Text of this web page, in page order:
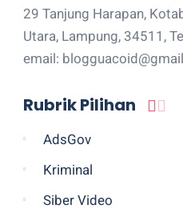
29 Tanjung Harapan,
Utara, Lampung, 34511,
email:
Rubrik Pilihan
AdsGov
Kriminal
Siber Video